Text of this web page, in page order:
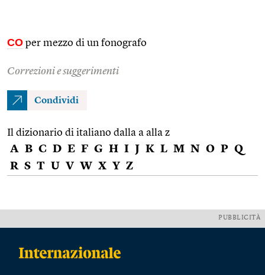
CO per mezzo di un fonografo
Correzioni e suggerimenti
Condividi
Il dizionario di italiano dalla a alla z
A B C D E F G H I J K L M N O P Q
R S T U V W X Y Z
PUBBLICITÀ